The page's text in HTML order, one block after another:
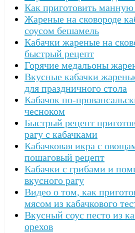
Как приготовить
Жареные на сковороде
соусом бешамель
Кабачки жареные на
быстрый рецепт
Горячие медальоны
Вкусные кабачки
для праздничного стола
Кабачок по-
чесноком
Быстрый рецепт
рагу с кабачками
Кабачковая икра с
пошаговый рецепт
Кабачки с грибами и
вкусного рагу
Видео о том, как
мясом из кабачкового
Вкусный соус песто из
орехов